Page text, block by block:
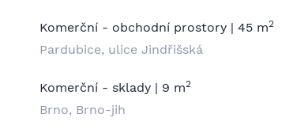
Komerční - obchodní prostory | 45 m2
Pardubice, ulice Jindřišská
Komerční - sklady | 9 m2
Brno, Brno-jih